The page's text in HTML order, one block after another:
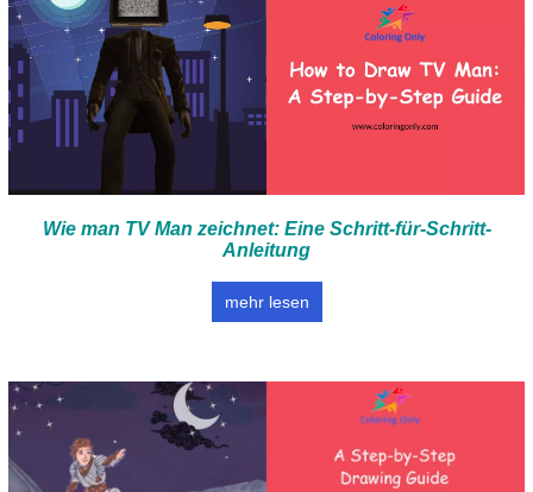
Wie man TV Man zeichnet: Eine Schritt-für-Schritt-
Anleitung
mehr lesen